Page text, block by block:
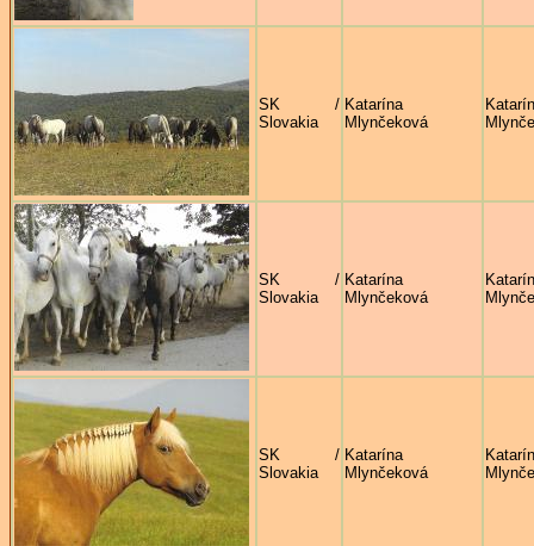
SK /
Slovakia
Katarína
Mlynčeková
SK /
Slovakia
Katarína
Mlynčeková
SK /
Slovakia
Katarína
Mlynčeková